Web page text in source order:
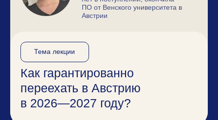
Английский как инвестиция:
почему это самый выгодный
навык 2026 года
Мэри Кспоян
Основательница школы